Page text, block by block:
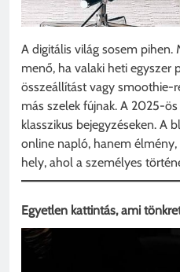
A digitális világ sosem pihen.
menő, ha valaki heti
összeállítást vagy smoothie-
más szelek fújnak. A 2025-
klasszikus bejegyzéseken. A
online napló, hanem élmény,
hely, ahol a személyes
Egyetlen kattintás, ami